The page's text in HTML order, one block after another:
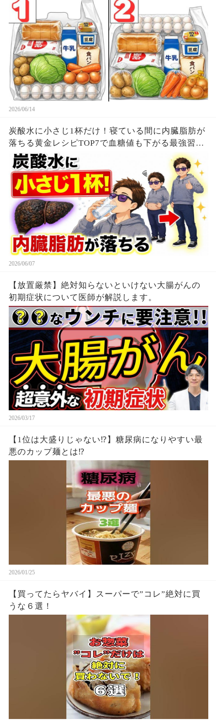
2026/06/14
炭酸水に小さじ1杯だけ！寝ている間に内臓脂肪が
落ちる黄金レシピTOP7で血糖値も下がる最強習慣
【ダイエット整体師】
2026/06/07
【放置厳禁】絶対知らないといけない大腸がんの
初期症状について医師が解説します。
2026/03/17
【1位は大盛りじゃない⁉】糖尿病になりやすい最
悪のカップ麺とは⁉
2026/01/25
【買ってたらヤバイ】スーパーで”コレ”絶対に買
うな６選！